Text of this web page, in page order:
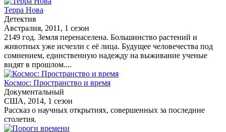
Терра Нова
Детектив
Австралия, 2011, 1 сезон
2149 год. Земля перенаселена. Большинство растений и
животных уже исчезли с её лица. Будущее человечества под
сомнением, единственную надежду на выживание ученые
видят в прошлом....
Космос: Пространство и время
Документальный
США, 2014, 1 сезон
Рассказ о научных открытиях, совершенных за последние
столетия.